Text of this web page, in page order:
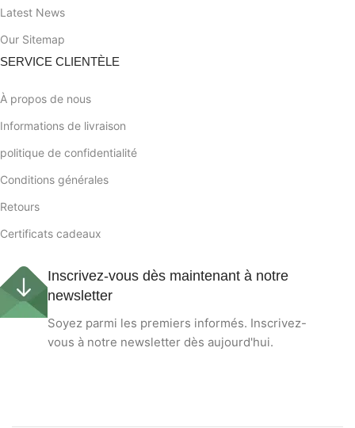
Latest News
Our Sitemap
SERVICE CLIENTÈLE
À propos de nous
Informations de livraison
politique de confidentialité
Conditions générales
Retours
Certificats cadeaux
Inscrivez-vous dès maintenant à notre
newsletter
Soyez parmi les premiers informés. Inscrivez-
vous à notre newsletter dès aujourd'hui.